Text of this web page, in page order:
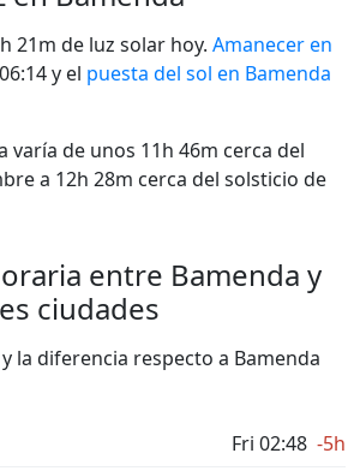
21m de luz solar hoy. Amanecer en
y el puesta del sol en Bamenda
varía de unos 11h 46m cerca del
a 12h 28m cerca del solsticio de
entre Bamenda y
ciudades
la diferencia respecto a Bamenda
Fri 02:48 -5h